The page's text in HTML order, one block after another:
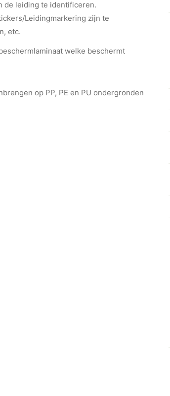
de leiding te identificeren.
Leidingmarkering zijn te
etc.
welke beschermt
op PP, PE en PU ondergronden